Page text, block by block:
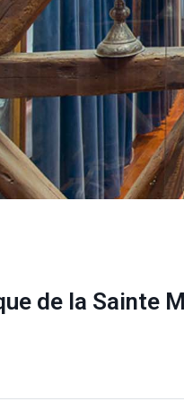
de la Sainte